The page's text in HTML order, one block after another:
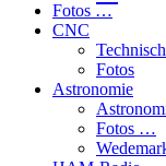
Fotos …
CNC
Fotos
Astronomie
Fotos …